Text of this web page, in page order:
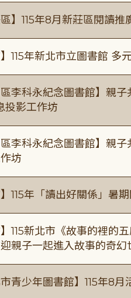
區】115年8月新莊區閱讀
】115年新北市立圖書館 多
區李科永紀念圖書館】親
投影工作坊
區李科永紀念圖書館】親
坊
】115年「讀出好關係」暑
】115新北市《故事的裡的
親子一起進入故事的奇幻
市青少年圖書館】115年8月